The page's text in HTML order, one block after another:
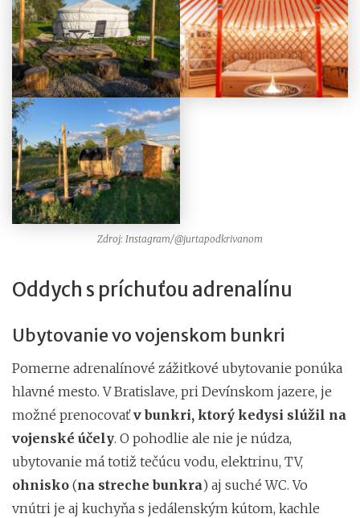
Zdroj: Instagram/@jurtapodkrivanom
Oddych s príchuťou adrenalínu
Ubytovanie vo vojenskom bunkri
Pomerne adrenalínové zážitkové ubytovanie ponúka
hlavné mesto. V Bratislave, pri Devínskom jazere, je
možné prenocovaťv bunkri, ktorý kedysi slúžil na
vojenské účely. O pohodlie ale nie je núdza,
ubytovanie má totiž tečúcu vodu, elektrinu, TV,
ohnisko (na streche bunkra) aj suché WC. Vo
vnútri je aj kuchyňa s jedálenským kútom, kachle